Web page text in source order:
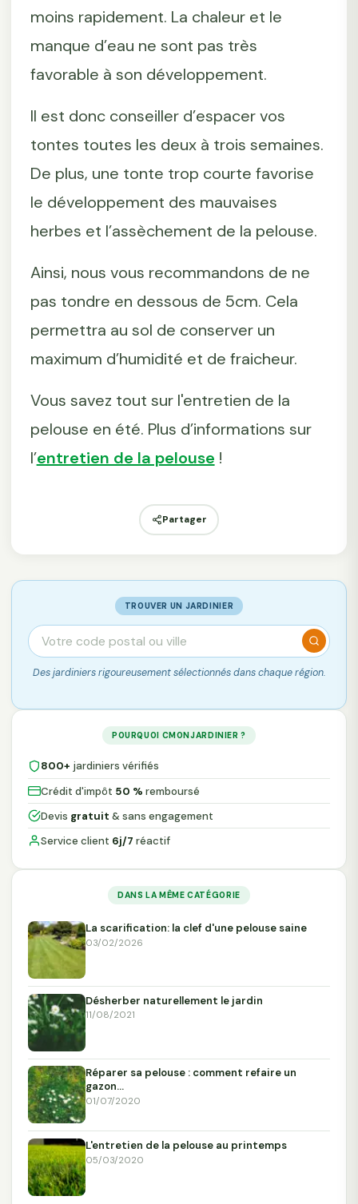
moins rapidement. La chaleur et le
manque d’eau ne sont pas très
favorable à son développement.
Il est donc conseiller d’espacer vos
tontes toutes les deux à trois semaines.
De plus, une tonte trop courte favorise
le développement des mauvaises
herbes et l’assèchement de la pelouse.
Ainsi, nous vous recommandons de ne
pas tondre en dessous de 5cm. Cela
permettra au sol de conserver un
maximum d’humidité et de fraicheur.
Vous savez tout sur l'entretien de la
pelouse en été. Plus d’informations sur
l’entretien de la pelouse !
Partager
TROUVER UN JARDINIER
Des jardiniers rigoureusement sélectionnés dans chaque région.
POURQUOI CMONJARDINIER ?
800+ jardiniers vérifiés
Crédit d'impôt 50 % remboursé
Devis gratuit & sans engagement
Service client 6j/7 réactif
DANS LA MÊME CATÉGORIE
La scarification: la clef d'une pelouse saine
03/02/2026
Désherber naturellement le jardin
11/08/2021
Réparer sa pelouse : comment refaire un
gazon…
01/07/2020
L'entretien de la pelouse au printemps
05/03/2020